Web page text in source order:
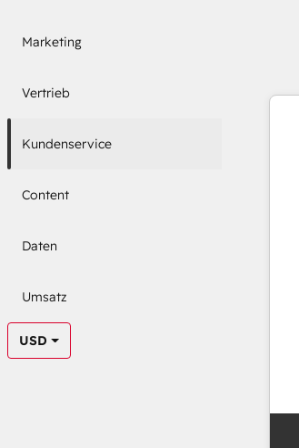
USD
Marketing
Vertrieb
Kundenservice
Content
Daten
Umsatz